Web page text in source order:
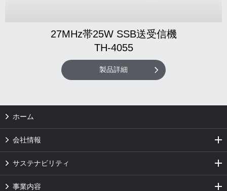
27MHz帯25W SSB送受信機
TH-4055
製品詳細
ホーム
会社情報
サステナビリティ
事業内容